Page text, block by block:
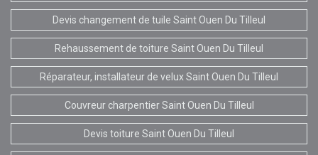
Devis changement de tuile Saint Ouen Du Tilleul
Rehaussement de toiture Saint Ouen Du Tilleul
Réparateur, installateur de velux Saint Ouen Du Tilleul
Couvreur charpentier Saint Ouen Du Tilleul
Devis toiture Saint Ouen Du Tilleul